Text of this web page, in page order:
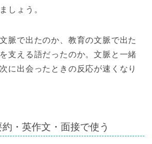
しょう。
脈で出たのか、教育の文脈で出た
支える語だったのか。文脈と一緒
に出会ったときの反応が速くなり
・英作文・面接で使う